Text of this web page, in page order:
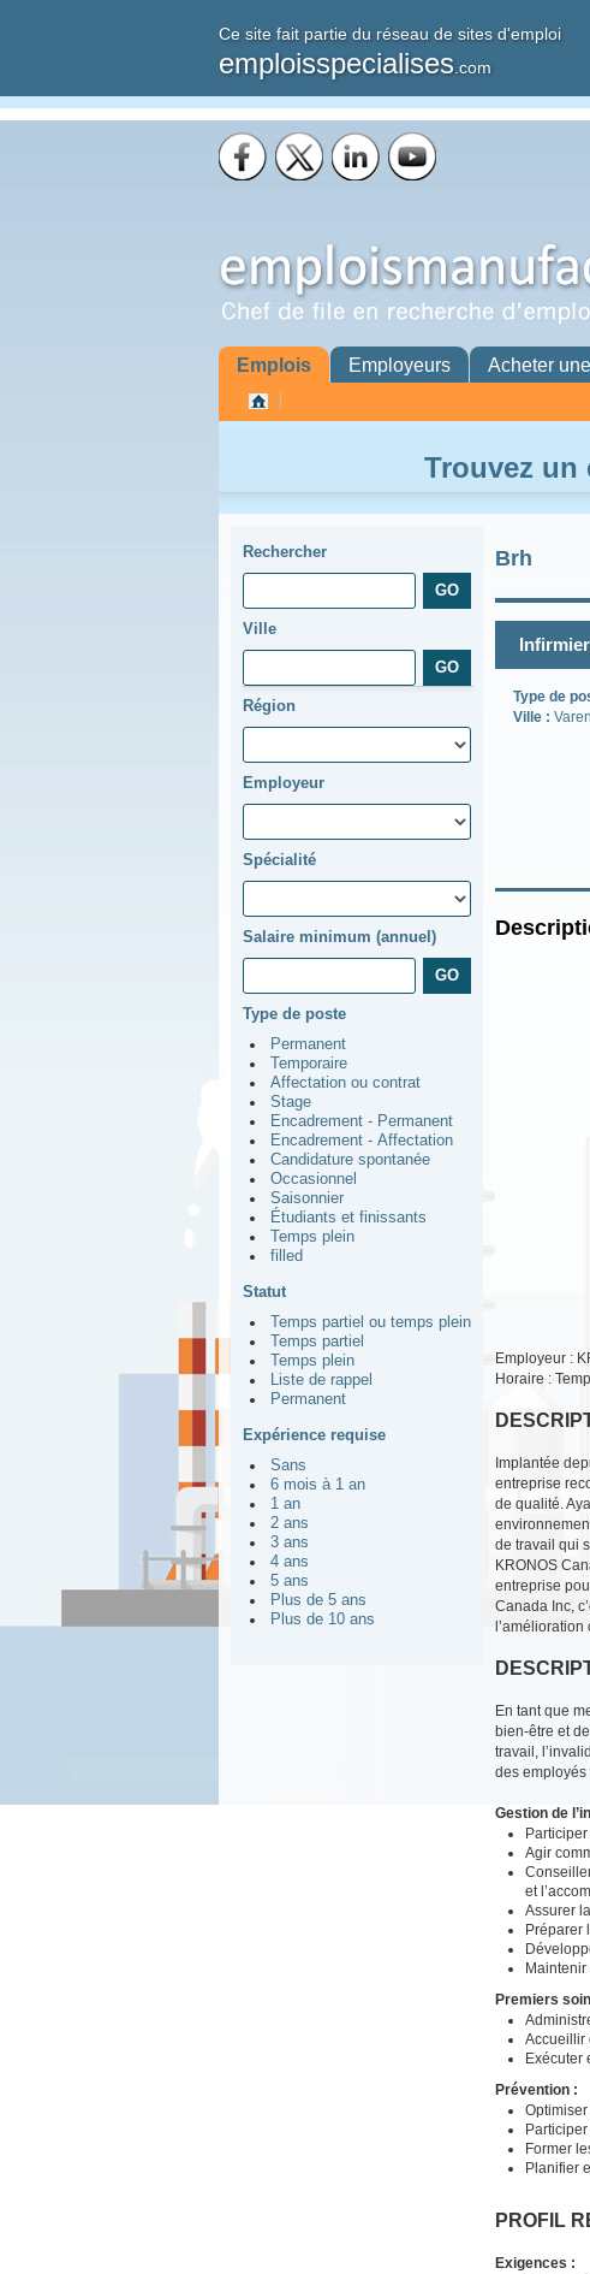
Ce site fait partie du réseau de sites d'emploi
emploisspecialises .com
Emplois Employeurs Acheter
Trouvez un
Rechercher
Ville
Région
Employeur
Spécialité
Salaire minimum (annuel)
Type de poste
Permanent
Temporaire
Affectation ou contrat
Stage
Encadrement - Permanent
Encadrement - Affectation
Candidature spontanée
Occasionnel
Saisonnier
Étudiants et finissants
Temps plein
filled
Statut
Temps partiel ou temps plein
Temps partiel
Temps plein
Liste de rappel
Permanent
Expérience requise
Sans
6 mois à 1 an
1 an
2 ans
3 ans
4 ans
5 ans
Plus de 5 ans
Plus de 10 ans
Brh
Type de
Ville :
Employeur :
Horaire :
Implantée
entreprise
de qualité.
de travail qui
KRONOS
entreprise
Canada Inc,
En tant que
bien-être et
travail,
des
Gestion de
Agir
et
Assurer
Préparer
Premiers
Accueillir
Exécuter
Prévention :
Former
Planifier
PROFIL
Exigences :